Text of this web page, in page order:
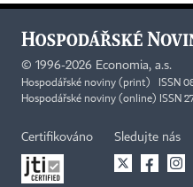
© 1996-2026 Economia, a.s.
Hospodářské noviny (print) ISSN
Hospodářské noviny (online) ISSN
Certifikováno Sledujte nás